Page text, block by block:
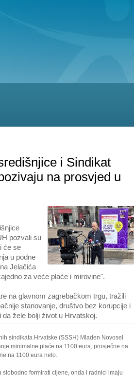
i Sindikat
na prosvjed u
pozvali su
će se
u podne
Jelačića
za veće plaće i mirovine".
na glavnom zagrebačkom trgu, tražili
stanovanje, društvo bez korupcije i
žele bolji život u Hrvatskoj.
sindikata Hrvatske (SSSH) Mladen Novosel
minimalne plaće na 1100 eura, prosječne na
na 1100 eura neto.
slobodno formirati cijene, onda i radnici imaju